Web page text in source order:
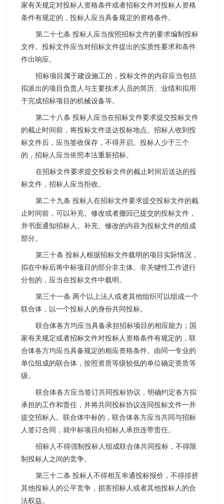
家有关规定对投标人资格条件或者招标文件对投标人资格
条件有规定的，投标人应当具备规定的资格条件。
第二十七条 投标人应当按照招标文件的要求编制投标
文件。投标文件应当对招标文件提出的实质性要求和条件
作出响应。
招标项目属于建设施工的，投标文件的内容应当包括
拟派出的项目负责人与主要技术人员的简历、业绩和拟用
于完成招标项目的机械设备等。
第二十八条 投标人应当在招标文件要求提交投标文件
的截止时间前，将投标文件送达投标地点。招标人收到投
标文件后，应当签收保存，不得开启。投标人少于三个
的，招标人应当依照本法重新招标。
在招标文件要求提交投标文件的截止时间后送达的投
标文件，招标人应当拒收。
第二十九条 投标人在招标文件要求提交投标文件的截
止时间前，可以补充、修改或者撤回已提交的投标文件，
并书面通知招标人。补充、修改的内容为投标文件的组成
部分。
第三十条 投标人根据招标文件载明的项目实际情况，
拟在中标后将中标项目的部分非主体、非关键性工作进行
分包的，应当在投标文件中载明。
第三十一条 两个以上法人或者其他组织可以组成一个
联合体，以一个投标人的身份共同投标。
联合体各方均应当具备承担招标项目的相应能力；国
家有关规定或者招标文件对投标人资格条件有规定的，联
合体各方均应当具备规定的相应资格条件。由同一专业的
单位组成的联合体，按照资质等级较低的单位确定资质等
级。
联合体各方应当签订共同投标协议，明确约定各方拟
承担的工作和责任，并将共同投标协议连同投标文件一并
提交招标人。联合体中标的，联合体各方应当共同与招标
人签订合同，就中标项目向招标人承担连带责任。
招标人不得强制投标人组成联合体共同投标，不得限
制投标人之间的竞争。
第三十二条 投标人不得相互串通投标报价，不得排挤
其他投标人的公平竞争，损害招标人或者其他投标人的合
法权益。